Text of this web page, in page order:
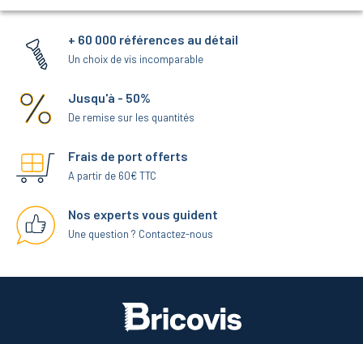
+ 60 000 références au détail
Un choix de vis incomparable
Jusqu'à - 50%
De remise sur les quantités
Frais de port offerts
A partir de 60€ TTC
Nos experts vous guident
Une question ? Contactez-nous